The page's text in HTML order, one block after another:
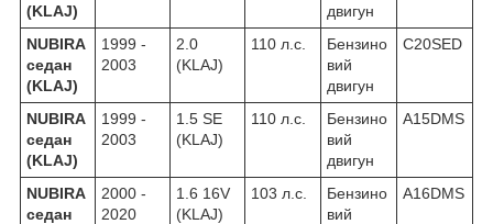
(KLAJ)
двигун
NUBIRA
седан
(KLAJ)
1999 -
2003
2.0
(KLAJ)
110 л.с.
Бензино
вий
двигун
C20SED
NUBIRA
седан
(KLAJ)
1999 -
2003
1.5 SE
(KLAJ)
110 л.с.
Бензино
вий
двигун
A15DMS
NUBIRA
седан
2000 -
2020
1.6 16V
(KLAJ)
103 л.с.
Бензино
вий
A16DMS